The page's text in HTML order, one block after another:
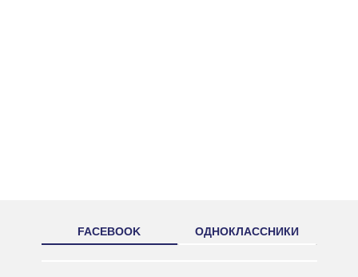
FACEBOOK ОДНОКЛАССНИКИ